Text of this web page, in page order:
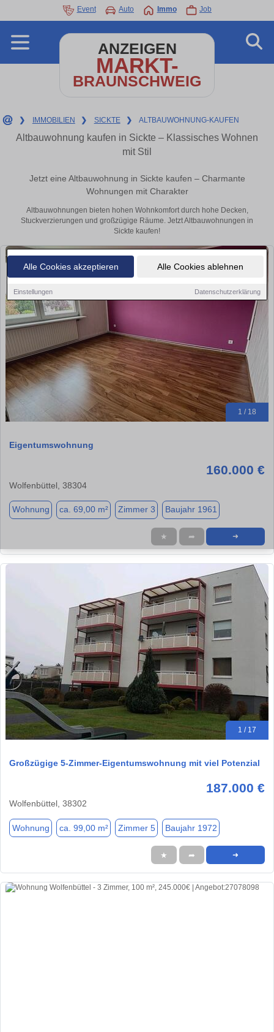
Alle Cookies akzeptieren Alle Cookies ablehnen
Einstellungen Datenschutzerklärung
Event Auto Immo Job
ANZEIGEN
MARKT-
BRAUNSCHWEIG
❯ IMMOBILIEN ❯ SICKTE ❯ ALTBAUWOHNUNG-KAUFEN
Altbauwohnung kaufen in Sickte – Klassisches Wohnen
mit Stil
Jetzt eine Altbauwohnung in Sickte kaufen – Charmante
Wohnungen mit Charakter
Altbauwohnungen bieten hohen Wohnkomfort durch hohe Decken,
Stuckverzierungen und großzügige Räume. Jetzt Altbauwohnungen in
Sickte kaufen!
1 / 18
Eigentumswohnung
160.000 €
Wolfenbüttel, 38304
Wohnung ca. 69,00 m² Zimmer 3 Baujahr 1961
★ ➦ ➜
1 / 17
Großzügige 5-Zimmer-Eigentumswohnung mit viel Potenzial
187.000 €
Wolfenbüttel, 38302
Wohnung ca. 99,00 m² Zimmer 5 Baujahr 1972
★ ➦ ➜